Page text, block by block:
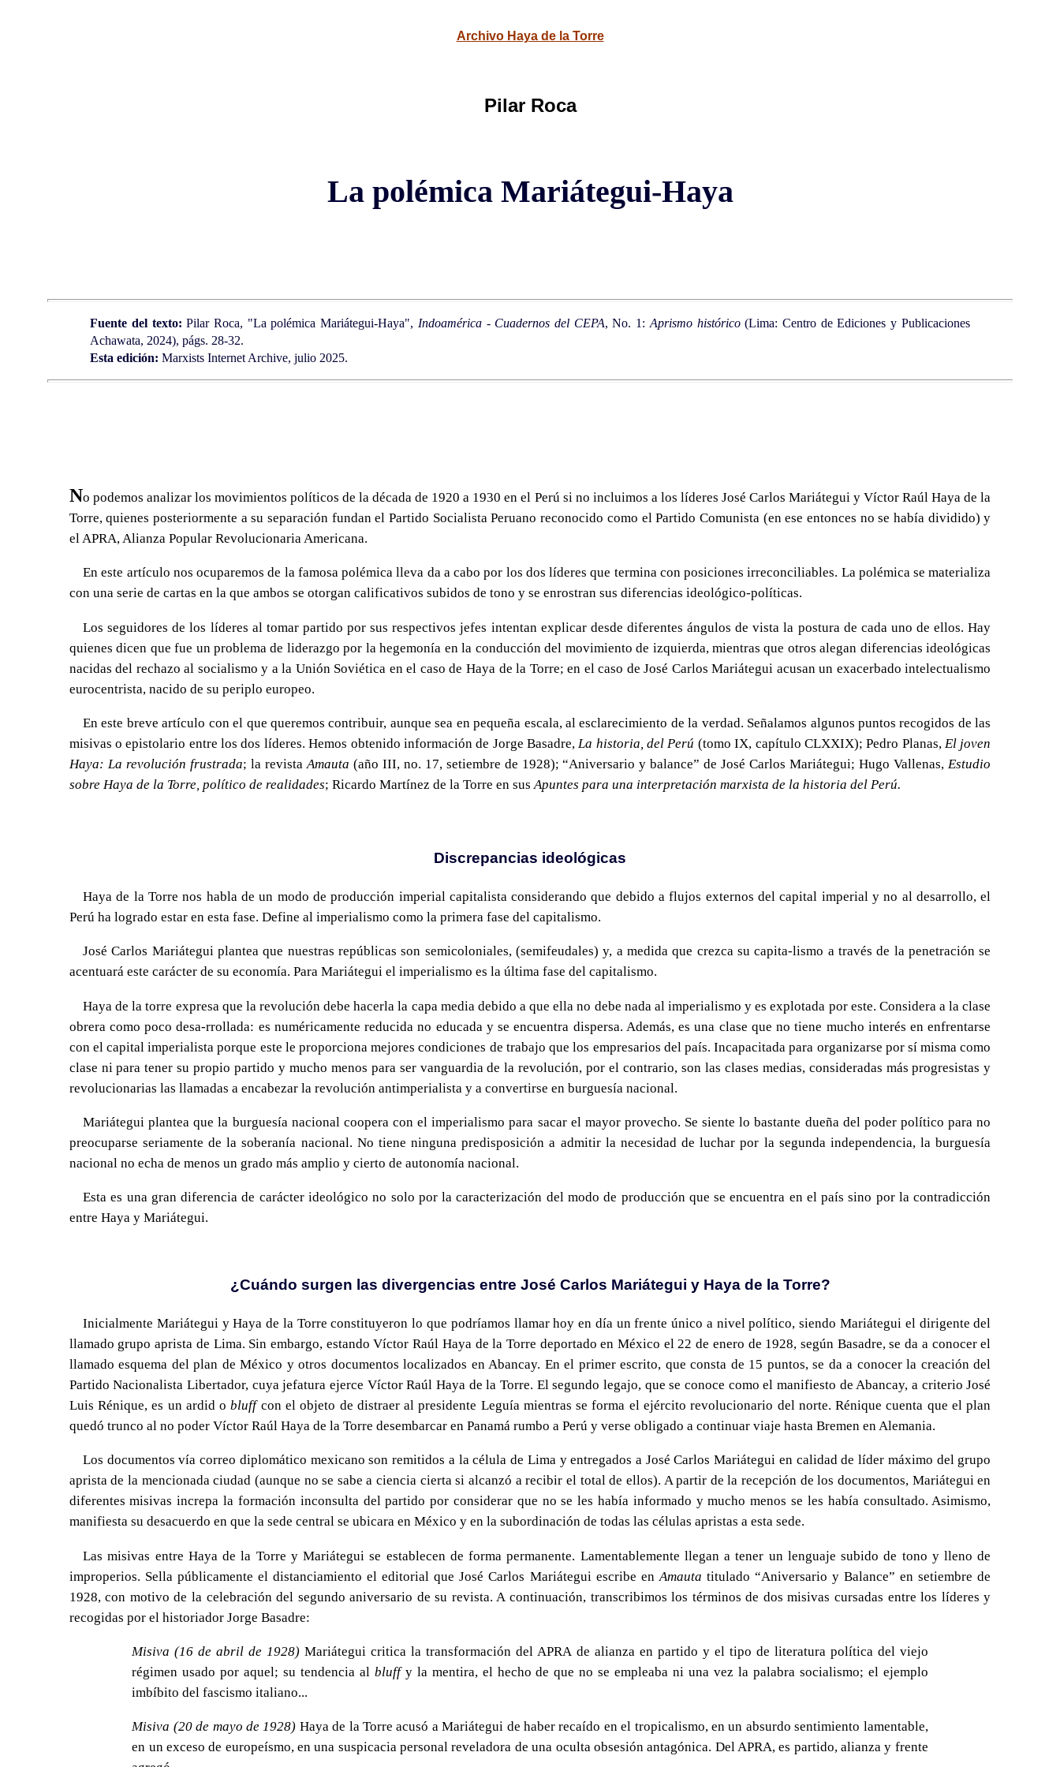
Archivo Haya de la Torre
Pilar Roca
La polémica Mariátegui-Haya
Fuente del texto: Pilar Roca, "La polémica Mariátegui-Haya", Indoamérica - Cuadernos del CEPA, No. 1: Aprismo histórico(Lima: Centro de Ediciones y Publicaciones
Achawata, 2024), págs. 28-32.
Esta edición: Marxists Internet Archive, julio 2025.
No podemos analizar los movimientos políticos de la década de 1920 a 1930 en el Perú si no incluimos a los líderes José Carlos Mariátegui y Víctor Raúl Haya de la
Torre, quienes posteriormente a su separación fundan el Partido Socialista Peruano reconocido como el Partido Comunista (en ese entonces no se había dividido) y
el APRA, Alianza Popular Revolucionaria Americana.
En este artículo nos ocuparemos de la famosa polémica lleva da a cabo por los dos líderes que termina con posiciones irreconciliables. La polémica se materializa
con una serie de cartas en la que ambos se otorgan calificativos subidos de tono y se enrostran sus diferencias ideológico-políticas.
Los seguidores de los líderes al tomar partido por sus respectivos jefes intentan explicar desde diferentes ángulos de vista la postura de cada uno de ellos. Hay
quienes dicen que fue un problema de liderazgo por la hegemonía en la conducción del movimiento de izquierda, mientras que otros alegan diferencias ideológicas
nacidas del rechazo al socialismo y a la Unión Soviética en el caso de Haya de la Torre; en el caso de José Carlos Mariátegui acusan un exacerbado intelectualismo
eurocentrista, nacido de su periplo europeo.
En este breve artículo con el que queremos contribuir, aunque sea en pequeña escala, al esclarecimiento de la verdad. Señalamos algunos puntos recogidos de las
misivas o epistolario entre los dos líderes. Hemos obtenido información de Jorge Basadre,La historia, del Perú (tomo IX, capítulo CLXXIX); Pedro Planas, El joven
Haya: La revolución frustrada; la revistaAmauta (año III, no. 17, setiembre de 1928); “Aniversario y balance” de José Carlos Mariátegui; Hugo Vallenas,Estudio
sobre Haya de la Torre, político de realidades; Ricardo Martínez de la Torre en susApuntes para una interpretación marxista de la historia del Perú.
Discrepancias ideológicas
Haya de la Torre nos habla de un modo de producción imperial capitalista considerando que debido a flujos externos del capital imperial y no al desarrollo, el
Perú ha logrado estar en esta fase. Define al imperialismo como la primera fase del capitalismo.
José Carlos Mariátegui plantea que nuestras repúblicas son semicoloniales, (semifeudales) y, a medida que crezca su capita-lismo a través de la penetración se
acentuará este carácter de su economía. Para Mariátegui el imperialismo es la última fase del capitalismo.
Haya de la torre expresa que la revolución debe hacerla la capa media debido a que ella no debe nada al imperialismo y es explotada por este. Considera a la clase
obrera como poco desa-rrollada: es numéricamente reducida no educada y se encuentra dispersa. Además, es una clase que no tiene mucho interés en enfrentarse
con el capital imperialista porque este le proporciona mejores condiciones de trabajo que los empresarios del país. Incapacitada para organizarse por sí misma como
clase ni para tener su propio partido y mucho menos para ser vanguardia de la revolución, por el contrario, son las clases medias, consideradas más progresistas y
revolucionarias las llamadas a encabezar la revolución antimperialista y a convertirse en burguesía nacional.
Mariátegui plantea que la burguesía nacional coopera con el imperialismo para sacar el mayor provecho. Se siente lo bastante dueña del poder político para no
preocuparse seriamente de la soberanía nacional. No tiene ninguna predisposición a admitir la necesidad de luchar por la segunda independencia, la burguesía
nacional no echa de menos un grado más amplio y cierto de autonomía nacional.
Esta es una gran diferencia de carácter ideológico no solo por la caracterización del modo de producción que se encuentra en el país sino por la contradicción
entre Haya y Mariátegui.
¿Cuándo surgen las divergencias entre José Carlos Mariátegui y Haya de la Torre?
Inicialmente Mariátegui y Haya de la Torre constituyeron lo que podríamos llamar hoy en día un frente único a nivel político, siendo Mariátegui el dirigente del
llamado grupo aprista de Lima. Sin embargo, estando Víctor Raúl Haya de la Torre deportado en México el 22 de enero de 1928, según Basadre, se da a conocer el
llamado esquema del plan de México y otros documentos localizados en Abancay. En el primer escrito, que consta de 15 puntos, se da a conocer la creación del
Partido Nacionalista Libertador, cuya jefatura ejerce Víctor Raúl Haya de la Torre. El segundo legajo, que se conoce como el manifiesto de Abancay, a criterio José
Luis Rénique, es un ardid obluffcon el objeto de distraer al presidente Leguía mientras se forma el ejército revolucionario del norte. Rénique cuenta que el plan
quedó trunco al no poder Víctor Raúl Haya de la Torre desembarcar en Panamá rumbo a Perú y verse obligado a continuar viaje hasta Bremen en Alemania.
Los documentos vía correo diplomático mexicano son remitidos a la célula de Lima y entregados a José Carlos Mariátegui en calidad de líder máximo del grupo
aprista de la mencionada ciudad (aunque no se sabe a ciencia cierta si alcanzó a recibir el total de ellos). A partir de la recepción de los documentos, Mariátegui en
diferentes misivas increpa la formación inconsulta del partido por considerar que no se les había informado y mucho menos se les había consultado. Asimismo,
manifiesta su desacuerdo en que la sede central se ubicara en México y en la subordinación de todas las células apristas a esta sede.
Las misivas entre Haya de la Torre y Mariátegui se establecen de forma permanente. Lamentablemente llegan a tener un lenguaje subido de tono y lleno de
improperios. Sella públicamente el distanciamiento el editorial que José Carlos Mariátegui escribe enAmauta titulado “Aniversario y Balance” en setiembre de
1928, con motivo de la celebración del segundo aniversario de su revista. A continuación, transcribimos los términos de dos misivas cursadas entre los líderes y
recogidas por el historiador Jorge Basadre:
Misiva (16 de abril de 1928) Mariátegui critica la transformación del APRA de alianza en partido y el tipo de literatura política del viejo
régimen usado por aquel; su tendencia al bluffy la mentira, el hecho de que no se empleaba ni una vez la palabra socialismo; el ejemplo
imbíbito del fascismo italiano...
Misiva (20 de mayo de 1928) Haya de la Torre acusó a Mariátegui de haber recaído en el tropicalismo, en un absurdo sentimiento lamentable,
en un exceso de europeísmo, en una suspicacia personal reveladora de una oculta obsesión antagónica. Del APRA, es partido, alianza y frente